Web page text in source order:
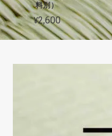
料別）
¥2,600